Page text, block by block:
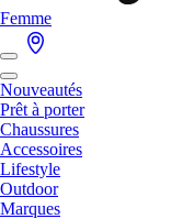
Femme
Nouveautés
Prêt à porter
Chaussures
Accessoires
Lifestyle
Outdoor
Marques